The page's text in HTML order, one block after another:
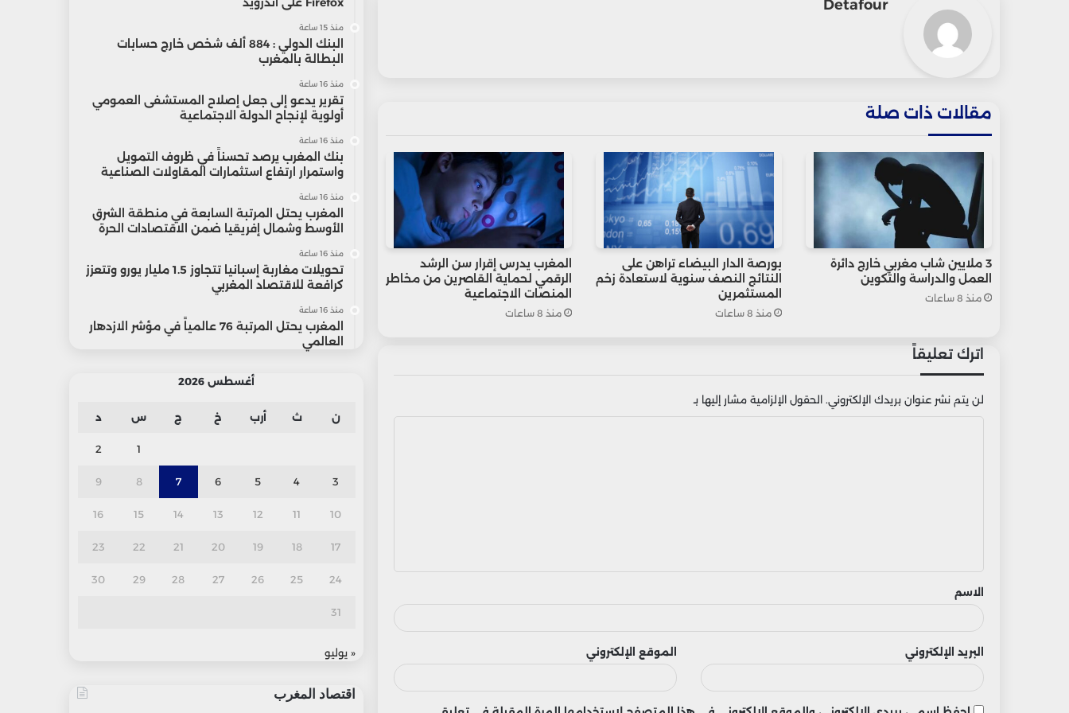
Detafour
مقالات ذات صلة
3 ملايين شاب مغربي خارج دائرة
العمل والدراسة والتكوين
منذ 8 ساعات
بورصة الدار البيضاء تراهن على
النتائج النصف سنوية لاستعادة زخم
المستثمرين
منذ 8 ساعات
المغرب يدرس إقرار سن الرشد
الرقمي لحماية القاصرين من مخاطر
المنصات الاجتماعية
منذ 8 ساعات
اترك تعليقاً
لن يتم نشر عنوان بريدك الإلكتروني. الحقول الإلزامية مشار إليها بـ
ق
الاسم
البريد الإلكتروني الموقع الإلكتروني
منذ 15 ساعة
البنك الدولي : 884 ألف شخص خارج حسابات
البطالة بالمغرب
منذ 16 ساعة
تقرير يدعو إلى جعل إصلاح المستشفى العمومي
أولوية لإنجاح الدولة الاجتماعية
منذ 16 ساعة
بنك المغرب يرصد تحسناً في ظروف التمويل
واستمرار ارتفاع استثمارات المقاولات الصناعية
منذ 16 ساعة
المغرب يحتل المرتبة السابعة في منطقة الشرق
الأوسط وشمال إفريقيا ضمن الاقتصادات الحرة
منذ 16 ساعة
تحويلات مغاربة إسبانيا تتجاوز 1.5 مليار يورو وتتعزز
كرافعة للاقتصاد المغربي
منذ 16 ساعة
المغرب يحتل المرتبة 76 عالمياً في مؤشر الازدهار
العالمي
أغسطس 2026
ن ث أرب خ ج س د
1
2
3
4
5
6
7
8
9
10
11
12
13
14
15
16
17
18
19
20
21
22
23
24
25
26
27
28
29
30
31
« يوليو
اقتصاد المغرب